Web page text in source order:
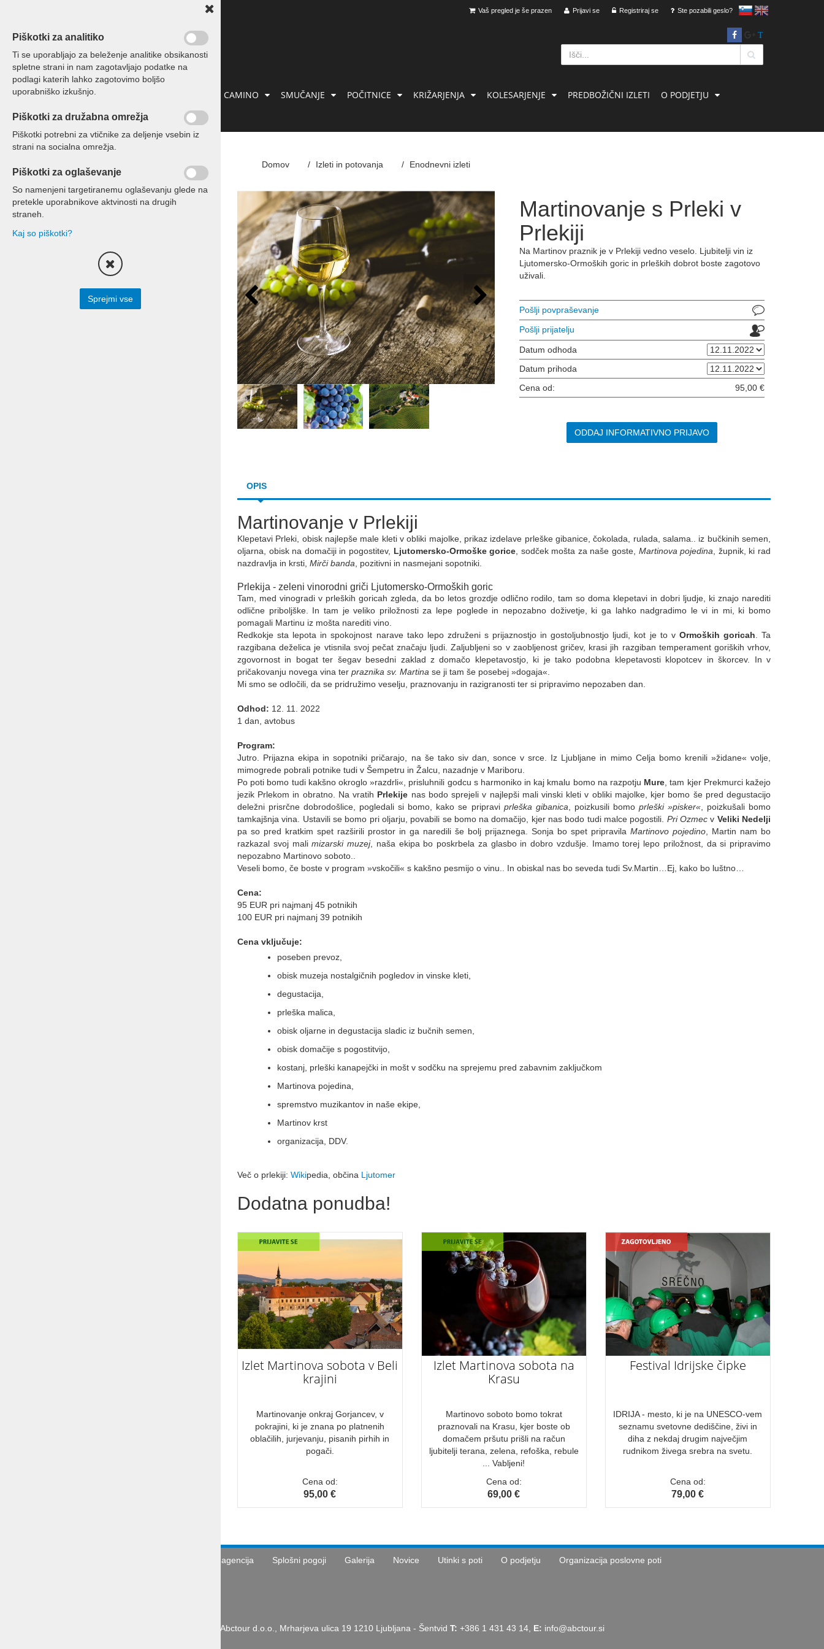
slovensko
English
Prijavi se Registriraj se Ste pozabili geslo?
Vaš pregled je še prazen
T
IZLETI IN POTOVANJA CAMINO SMUČANJE POČITNICE KRIŽARJENJA KOLESARJENJE PREDBOŽIČNI IZLETI O PODJETJU
KONTAKT
Potovanja
Izleti za skupine
lahko sporočite vaše vprašanje. Z
veseljem vam bomo odgovorili.
Domov Izleti in potovanja Enodnevni izleti
Martinovanje s Prleki v
Prlekiji
Na Martinov praznik je v Prlekiji vedno veselo. Ljubitelji vin iz
Ljutomersko-Ormoških goric in prleških dobrot boste zagotovo
uživali.
Pošlji povpraševanje
Pošlji prijatelju
Datum odhoda
Datum prihoda
Cena od:
95,00 €
ODDAJ INFORMATIVNO PRIJAVO
OPIS
Martinovanje v Prlekiji
Klepetavi Prleki, obisk najlepše male kleti v obliki majolke, prikaz izdelave prleške gibanice, čokolada, rulada, salama.. iz bučkinih semen,
oljarna, obisk na domačiji in pogostitev, Ljutomersko-Ormoške gorice , sodček mošta za naše goste, Martinova pojedina , župnik, ki rad
nazdravlja in krsti, Mirči banda , pozitivni in nasmejani sopotniki.
Prlekija - zeleni vinorodni griči Ljutomersko-Ormoških goric
Tam, med vinogradi v prleških goricah zgleda, da bo letos grozdje odlično rodilo, tam so doma klepetavi in dobri ljudje, ki znajo narediti
odlične priboljške. In tam je veliko priložnosti za lepe poglede in nepozabno doživetje, ki ga lahko nadgradimo le vi in mi, ki bomo
pomagali Martinu iz mošta narediti vino.
Redkokje sta lepota in spokojnost narave tako lepo združeni s prijaznostjo in gostoljubnostjo ljudi, kot je to v Ormoških goricah . Ta
razgibana deželica je vtisnila svoj pečat značaju ljudi. Zaljubljeni so v zaobljenost gričev, krasi jih razgiban temperament goriških vrhov,
zgovornost in bogat ter šegav besedni zaklad z domačo klepetavostjo, ki je tako podobna klepetavosti klopotcev in škorcev. In v
pričakovanju novega vina ter praznika sv. Martina se ji tam še posebej »dogaja«.
Mi smo se odločili, da se pridružimo veselju, praznovanju in razigranosti ter si pripravimo nepozaben dan.
Odhod: 12. 11. 2022
1 dan, avtobus
Program:
Jutro. Prijazna ekipa in sopotniki pričarajo, na še tako siv dan, sonce v srce. Iz Ljubljane in mimo Celja bomo krenili »židane« volje,
mimogrede pobrali potnike tudi v Šempetru in Žalcu, nazadnje v Mariboru.
Po poti bomo tudi kakšno okroglo »razdrli«, prisluhnili godcu s harmoniko in kaj kmalu bomo na razpotju Mure , tam kjer Prekmurci kažejo
jezik Prlekom in obratno. Na vratih Prlekije nas bodo sprejeli v najlepši mali vinski kleti v obliki majolke, kjer bomo še pred degustacijo
deležni prisrčne dobrodošlice, pogledali si bomo, kako se pripravi prleška gibanica , poizkusili bomo prleški »pisker«, poizkušali bomo
tamkajšnja vina. Ustavili se bomo pri oljarju, povabili se bomo na domačijo, kjer nas bodo tudi malce pogostili. Pri Ozmec v Veliki Nedelji
pa so pred kratkim spet razširili prostor in ga naredili še bolj prijaznega. Sonja bo spet pripravila Martinovo pojedino , Martin nam bo
razkazal svoj malimizarski muzej, naša ekipa bo poskrbela za glasbo in dobro vzdušje. Imamo torej lepo priložnost, da si pripravimo
nepozabno Martinovo soboto..
Veseli bomo, če boste v program »vskočili« s kakšno pesmijo o vinu.. In obiskal nas bo seveda tudi Sv.Martin…Ej, kako bo luštno…
Cena:
95 EUR pri najmanj 45 potnikih
100 EUR pri najmanj 39 potnikih
Cena vključuje:
poseben prevoz,
obisk muzeja nostalgičnih pogledov in vinske kleti,
degustacija,
prleška malica,
obisk oljarne in degustacija sladic iz bučnih semen,
obisk domačije s pogostitvijo,
kostanj, prleški kanapejčki in mošt v sodčku na sprejemu pred zabavnim zaključkom
Martinova pojedina,
spremstvo muzikantov in naše ekipe,
Martinov krst
organizacija, DDV.
Več o prlekiji: Wikipedia, občina Ljutomer
Dodatna ponudba!
Izlet Martinova sobota v Beli
krajini
Martinovanje onkraj Gorjancev, v
pokrajini, ki je znana po platnenih
oblačilih, jurjevanju, pisanih pirhih in
pogači.
Cena od:
95,00 €
Izlet Martinova sobota na
Krasu
Martinovo soboto bomo tokrat
praznovali na Krasu, kjer boste ob
domačem pršutu prišli na račun
ljubitelji terana, zelena, refoška, rebule
... Vabljeni!
Cena od:
69,00 €
Festival Idrijske čipke
IDRIJA - mesto, ki je na UNESCO-vem
seznamu svetovne dediščine, živi in
diha z nekdaj drugim največjim
rudnikom živega srebra na svetu.
Cena od:
79,00 €
Turistična agencija Splošni pogoji Galerija Novice Utinki s poti O podjetju Organizacija poslovne poti
Abctour d.o.o., Mrharjeva ulica 19 1210 Ljubljana - Šentvid T: +386 1 431 43 14, E: info@abctour.si
Piškotki za analitiko
Ti se uporabljajo za beleženje analitike obsikanosti
spletne strani in nam zagotavljajo podatke na
podlagi katerih lahko zagotovimo boljšo
uporabniško izkušnjo.
Piškotki za družabna omrežja
Piškotki potrebni za vtičnike za deljenje vsebin iz
strani na socialna omrežja.
Piškotki za oglaševanje
So namenjeni targetiranemu oglaševanju glede na
pretekle uporabnikove aktvinosti na drugih
straneh.
Kaj so piškotki?
Sprejmi vse